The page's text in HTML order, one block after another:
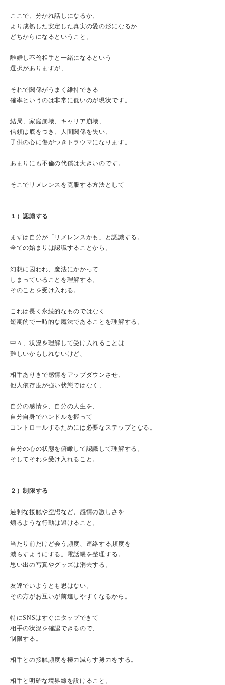
ここで、分かれ話しになるか、
より成熟した安定した真実の愛の形になるか
どちからになるということ。
離婚し不倫相手と一緒になるという
選択がありますが、
それで関係がうまく維持できる
確率というのは非常に低いのが現状です。
結局、家庭崩壊、キャリア崩壊、
信頼は底をつき、人間関係を失い、
子供の心に傷がつきトラウマになります。
あまりにも不倫の代償は大きいのです。
そこでリメレンスを克服する方法として
１）認識する
まずは自分が「リメレンスかも」と認識する。
全ての始まりは認識することから。
幻想に囚われ、魔法にかかって
しまっていることを理解する。
そのことを受け入れる。
これは長く永続的なものではなく
短期的で一時的な魔法であることを理解する。
中々、状況を理解して受け入れることは
難しいかもしれないけど、
相手ありきで感情をアップダウンさせ、
他人依存度が強い状態ではなく、
自分の感情を、自分の人生を、
自分自身でハンドルを握って
コントロールするためには必要なステップとなる。
自分の心の状態を俯瞰して認識して理解する。
そしてそれを受け入れること。
２）制限する
過剰な接触や空想など、感情の激しさを
煽るような行動は避けること。
当たり前だけど会う頻度、連絡する頻度を
減らすようにする。電話帳を整理する。
思い出の写真やグッズは消去する。
友達でいようとも思はない。
その方がお互いが前進しやすくなるから。
特にSNSはすぐにタップできて
相手の状況を確認できるので、
制限する。
相手との接触頻度を極力減らす努力をする。
相手と明確な境界線を設けること。